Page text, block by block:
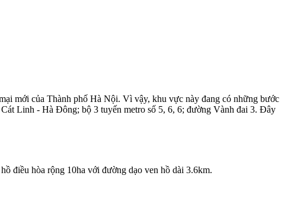
mới của Thành phố Hà Nội. Vì vậy, khu vực này đang có những bước
Linh - Hà Đông; bộ 3 tuyến metro số 5, 6, 6; đường Vành đai 3. Đây
điều hòa rộng 10ha với đường dạo ven hồ dài 3.6km.